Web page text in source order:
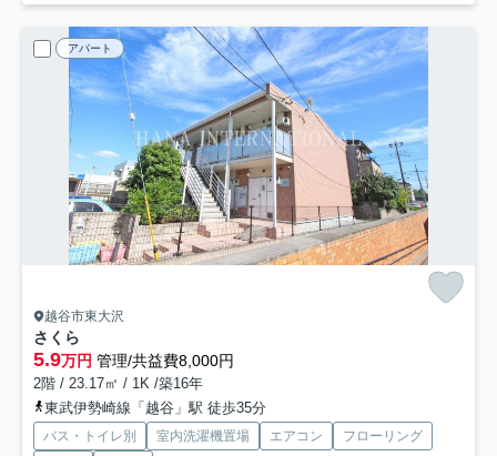
アパート
越谷市東大沢
さくら
5.9万円 管理/共益費8,000円
2階 / 23.17㎡ / 1K /築16年
東武伊勢崎線「越谷」駅 徒歩35分
バス・トイレ別 室内洗濯機置場 エアコン
フローリング